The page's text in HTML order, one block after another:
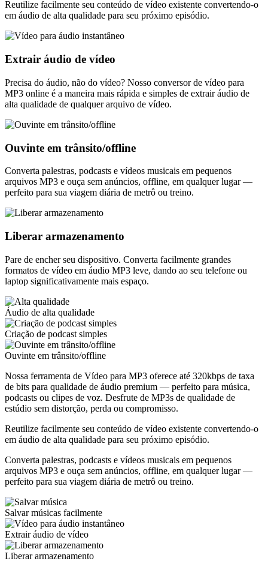
Reutilize facilmente seu conteúdo de vídeo existente convertendo-o
em áudio de alta qualidade para seu próximo episódio.
Extrair áudio de vídeo
Precisa do áudio, não do vídeo? Nosso conversor de vídeo para
MP3 online é a maneira mais rápida e simples de extrair áudio de
alta qualidade de qualquer arquivo de vídeo.
Ouvinte em trânsito/offline
Converta palestras, podcasts e vídeos musicais em pequenos
arquivos MP3 e ouça sem anúncios, offline, em qualquer lugar —
perfeito para sua viagem diária de metrô ou treino.
Liberar armazenamento
Pare de encher seu dispositivo. Converta facilmente grandes
formatos de vídeo em áudio MP3 leve, dando ao seu telefone ou
laptop significativamente mais espaço.
Áudio de alta qualidade
Criação de podcast simples
Ouvinte em trânsito/offline
Nossa ferramenta de Vídeo para MP3 oferece até 320kbps de taxa
de bits para qualidade de áudio premium — perfeito para música,
podcasts ou clipes de voz. Desfrute de MP3s de qualidade de
estúdio sem distorção, perda ou compromisso.
Reutilize facilmente seu conteúdo de vídeo existente convertendo-o
em áudio de alta qualidade para seu próximo episódio.
Converta palestras, podcasts e vídeos musicais em pequenos
arquivos MP3 e ouça sem anúncios, offline, em qualquer lugar —
perfeito para sua viagem diária de metrô ou treino.
Salvar músicas facilmente
Extrair áudio de vídeo
Liberar armazenamento